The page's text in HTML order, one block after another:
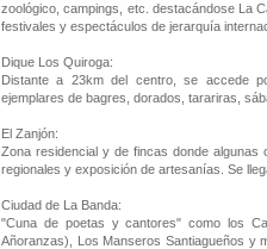
zoológico, campings, etc. destacándose La
festivales y espectáculos de jerarquía
Dique Los Quiroga:
Distante a 23km del centro, se accede
ejemplares de bagres, dorados, tarariras,
El Zanjón:
Zona residencial y de fincas donde
regionales y exposición de artesanías. Se
Ciudad de La Banda:
"Cuna de poetas y cantores" como los
Añoranzas), Los Manseros Santiagueños y